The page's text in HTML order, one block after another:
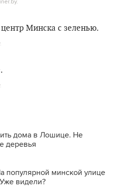
дома в Лошице. Не
деревья
популярной минской улице
видели?